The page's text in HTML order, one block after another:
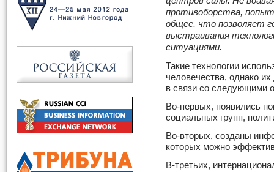
противоборства,
общее, что позволяет
выстраивания
ситуациями.
Такие технологии
человечества, однако
в связи со следующими
Во-первых, появились
социальных групп,
Во-вторых, созданы
которых можно
В-третьих,